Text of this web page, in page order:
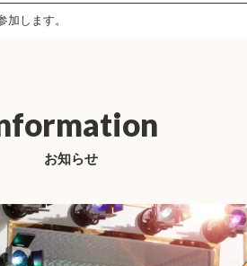
します。
お知らせ